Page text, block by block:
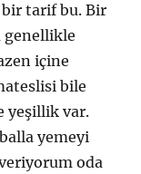
bir tarif bu. Bir
genellikle
içine
bile
yeşillik var.
yemeyi
oda